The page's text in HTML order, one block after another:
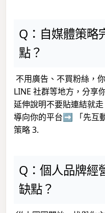
Q：自媒體策略
點？
不用廣告、不買粉絲，
LINE 社群等地方，分享
延伸說明不要貼連結就
導向你的平台➡️ 「先互
策略 3.
Q：個人品牌經
缺點？